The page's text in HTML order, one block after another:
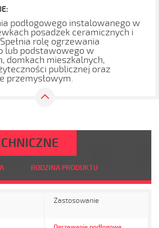
podłogowego instalowanego w
posadzek ceramicznych i
rolę ogrzewania
lub podstawowego w
domkach mieszkalnych,
publicznej oraz
przemysłowym.
RODZINA PRODUKTU
Zastosowanie